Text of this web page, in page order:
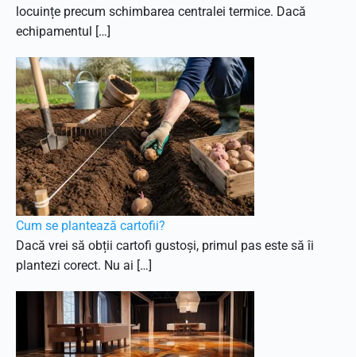
locuințe precum schimbarea centralei termice. Dacă
echipamentul […]
Cum se plantează cartofii?
Dacă vrei să obții cartofi gustoși, primul pas este să îi
plantezi corect. Nu ai […]